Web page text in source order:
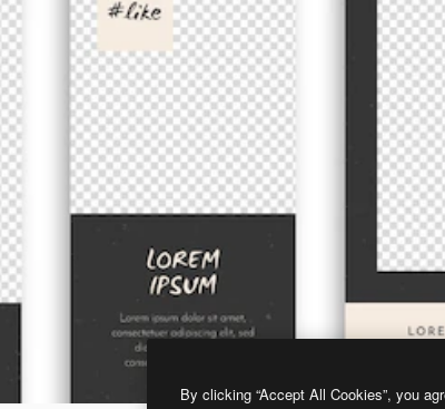
By clicking “Accept All Cookies”, you